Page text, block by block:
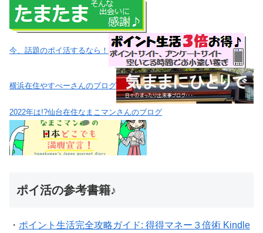
今、話題のポイ活するなら！
横浜在住やすべーさんのブログ
2022年は!?仙台在住なまこマンさんのブログ
ポイ活の参考書籍♪
・ ポイント生活完全攻略ガイド: 得得マネー３倍術 Kindle